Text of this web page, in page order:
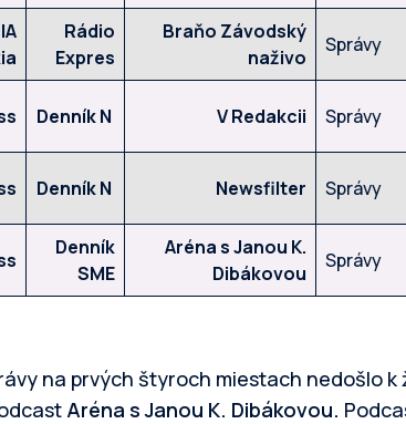
Rádio
Expres
Braňo Závodský
naživo
Správy
Denník N V Redakcii Správy
Denník N Newsfilter Správy
Denník
SME
Aréna s Janou K.
Dibákovou
Správy
na prvých štyroch miestach nedošlo k
Aréna s Janou K. Dibákovou.